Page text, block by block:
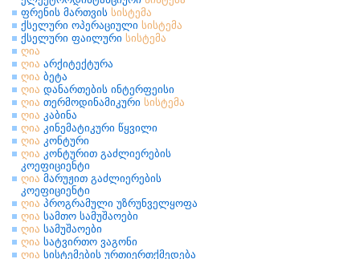
ფრენის მართვის სისტემა
ქსელური ოპერაციული სისტემა
ქსელური ფაილური სისტემა
ღია
ღია არქიტექტურა
ღია ბეტა
ღია დანართების ინტერფეისი
ღია თერმოდინამიკური სისტემა
ღია კაბინა
ღია კინემატიკური წყვილი
ღია კონტური
ღია კონტურით გაძლიერების
კოეფიციენტი
ღია მარუჟით გაძლიერების
კოეფიციენტი
ღია პროგრამული უზრუნველყოფა
ღია სამთო სამუშაოები
ღია სამუშაოები
ღია სატვირთო ვაგონი
ღია სისტემების ურთიერთქმედება